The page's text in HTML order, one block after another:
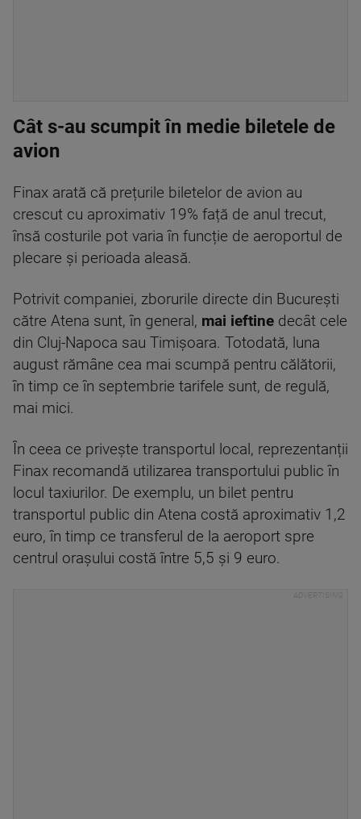
Cât s-au scumpit în medie biletele de
avion
Finax arată că prețurile biletelor de avion au
crescut cu aproximativ 19% față de anul trecut,
însă costurile pot varia în funcție de aeroportul de
plecare și perioada aleasă.
Potrivit companiei, zborurile directe din București
către Atena sunt, în general, mai ieftine decât cele
din Cluj-Napoca sau Timișoara. Totodată, luna
august rămâne cea mai scumpă pentru călătorii,
în timp ce în septembrie tarifele sunt, de regulă,
mai mici.
În ceea ce privește transportul local, reprezentanții
Finax recomandă utilizarea transportului public în
locul taxiurilor. De exemplu, un bilet pentru
transportul public din Atena costă aproximativ 1,2
euro, în timp ce transferul de la aeroport spre
centrul orașului costă între 5,5 și 9 euro.